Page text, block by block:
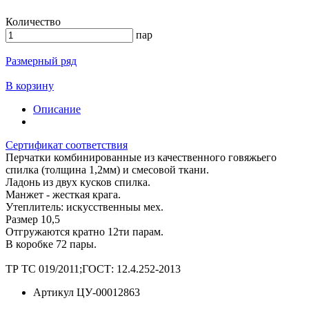
Количество
пар
Размерный ряд
В корзину
Описание
Сертификат соответствия
Перчатки комбинированные из качественного говяжьего
спилка (толщина 1,2мм) и смесовой ткани.
Ладонь из двух кусков спилка.
Манжет - жесткая крага.
Утеплитель: искусственныы мех.
Размер 10,5
Отгружаются кратно 12ти парам.
В коробке 72 пары.
ТР ТС 019/2011;ГОСТ: 12.4.252-2013
Артикул ЦУ-00012863